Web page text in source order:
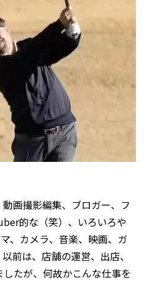
画撮影編集、ブロガー、フ
的な（笑）、いろいろや
、カメラ、音楽、映画、ガ
前は、店舗の運営、出店、
たが、何故かこんな仕事を